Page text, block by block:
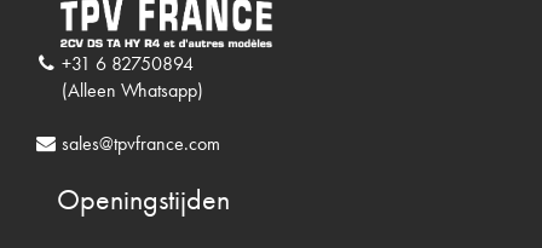
+31 6 82750894
(Alleen Whatsapp)
sales@tpvfrance.com
Openingstijden